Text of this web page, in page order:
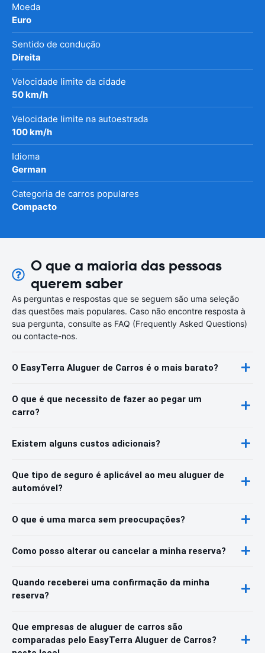
Moeda
Euro
Sentido de condução
Direita
Velocidade limite da cidade
50 km/h
Velocidade limite na autoestrada
100 km/h
Idioma
German
Categoria de carros populares
Compacto
O que a maioria das pessoas
querem saber
As perguntas e respostas que se seguem são uma seleção
das questões mais populares. Caso não encontre resposta à
sua pergunta, consulte as FAQ (Frequently Asked Questions)
ou contacte-nos.
O EasyTerra Aluguer de Carros é o mais barato?
O que é que necessito de fazer ao pegar um
carro?
Existem alguns custos adicionais?
Que tipo de seguro é aplicável ao meu aluguer de
automóvel?
O que é uma marca sem preocupações?
Como posso alterar ou cancelar a minha reserva?
Quando receberei uma confirmação da minha
reserva?
Que empresas de aluguer de carros são
comparadas pelo EasyTerra Aluguer de Carros?